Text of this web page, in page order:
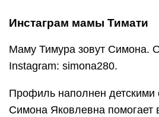
Инстаграм мамы Тимати
Маму Тимура зовут Симона.
Instagram: simona280.
Профиль наполнен детскими
Симона Яковлевна помогает